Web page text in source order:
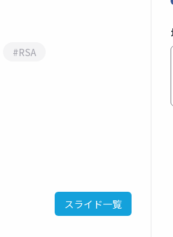
#RSA
スライド一覧